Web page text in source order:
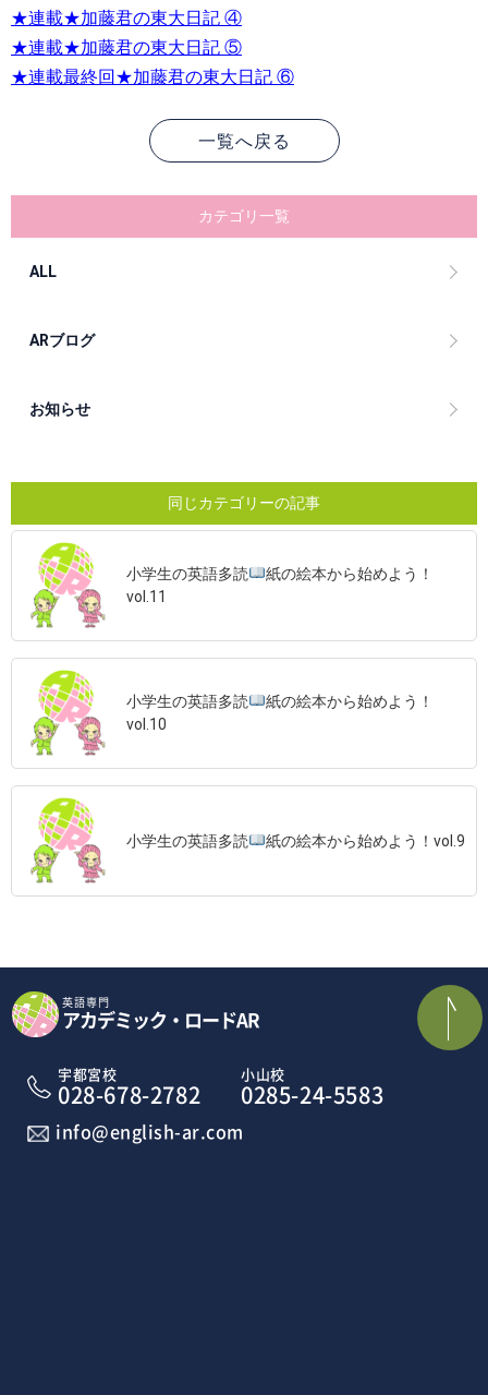
★連載★加藤君の東大日記 ④
★連載★加藤君の東大日記 ⑤
★連載最終回★加藤君の東大日記 ⑥
一覧へ戻る
カテゴリ一覧
ALL
ARブログ
お知らせ
同じカテゴリーの記事
小学生の英語多読
紙の絵本から始めよう！
vol.11
小学生の英語多読
紙の絵本から始めよう！
vol.10
小学生の英語多読 紙の絵本から始めよう！vol.9
英語専門
アカデミック・ロードAR
宇都宮校
028-678-2782
小山校
0285-24-5583
info@english-ar.com